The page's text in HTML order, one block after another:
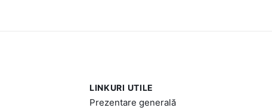
LINKURI UTILE
Prezentare generală